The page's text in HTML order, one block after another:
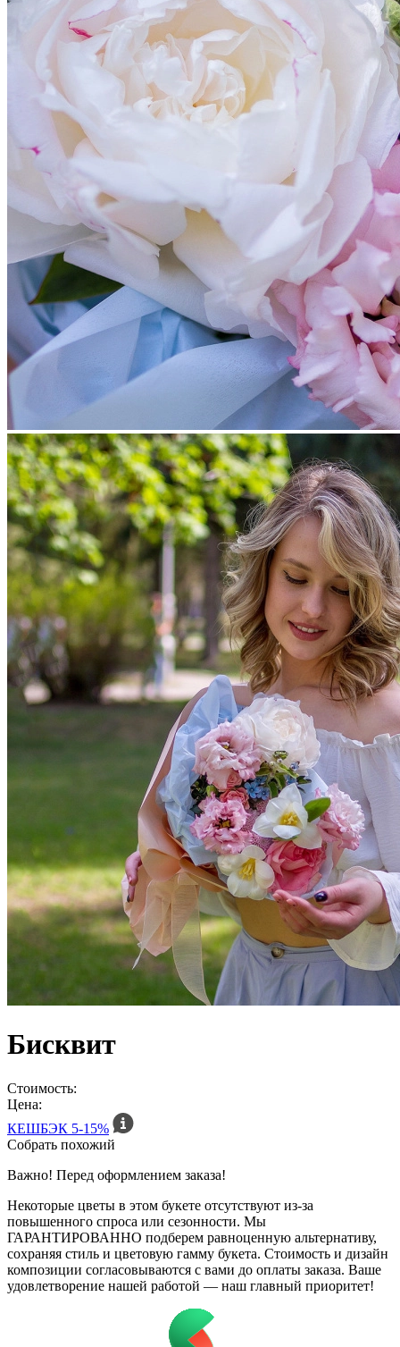
Бисквит
Стоимость:
Цена:
КЕШБЭК 5-15%
Собрать похожий
Важно! Перед оформлением заказа!
Некоторые цветы в этом букете отсутствуют из-за
повышенного спроса или сезонности. Мы
ГАРАНТИРОВАННО подберем равноценную альтернативу,
сохраняя стиль и цветовую гамму букета. Стоимость и дизайн
композиции согласовываются с вами до оплаты заказа. Ваше
удовлетворение нашей работой — наш главный приоритет!